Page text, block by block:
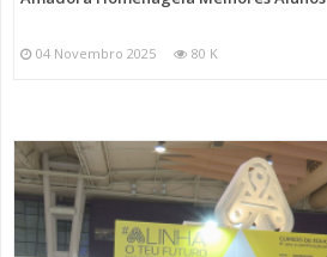
04 Novembro 2025 80 K